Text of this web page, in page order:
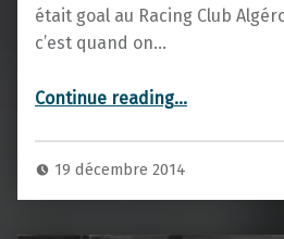
était goal au Racing Club
c’est quand on…
Continue reading…
19 décembre 2014